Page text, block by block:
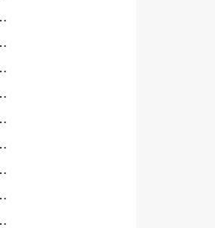
划模板合集10篇
教学计划四篇
划集锦七篇
作计划(4篇)
划指导思想
范文集合八篇
计划集合7篇
划范文集锦九篇
计划汇编7篇